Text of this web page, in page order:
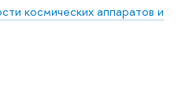
космических аппаратов и